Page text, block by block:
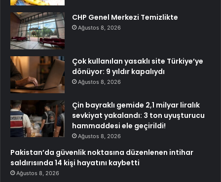
CHP Genel Merkezi Temizlikte
Ağustos 8, 2026
Çok kullanılan yasaklı site Türkiye’ye
dönüyor: 9 yıldır kapalıydı
Ağustos 8, 2026
Çin bayraklı gemide 2,1 milyar liralık
sevkiyat yakalandı: 3 ton uyuşturucu
hammaddesi ele geçirildi!
Ağustos 8, 2026
Pakistan’da güvenlik noktasına düzenlenen intihar
saldırısında 14 kişi hayatını kaybetti
Ağustos 8, 2026